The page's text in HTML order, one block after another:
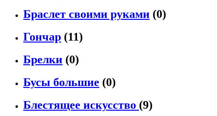
Браслет своими руками (0)
Гончар (11)
Брелки (0)
Бусы большие (0)
Блестящее искусство (9)